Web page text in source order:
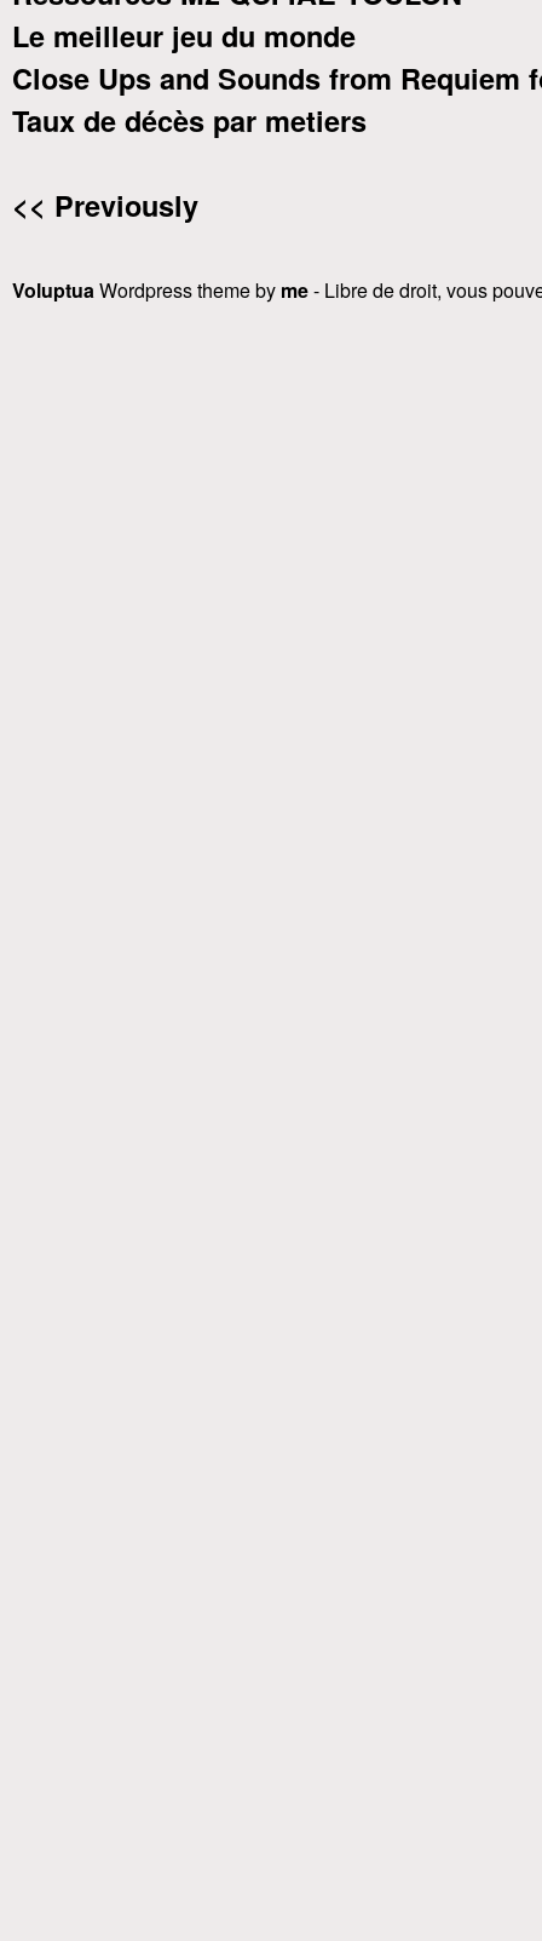
Le meilleur jeu du monde
Close Ups and Sounds from Requiem
Taux de décès par metiers
<< Previously
VoluptuaWordpress theme by me- Libre de droit, vous